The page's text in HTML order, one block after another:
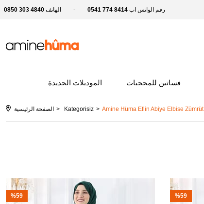
0850 303 4840 الهاتف 0541 774 8414 رقم الواتس اب
الموديلات الجديدة فساتين للمحجبات
الصفحة الرئيسية Kategorisiz Amine Hüma Eflin Abiye Elbise Zümrüt
%59 %59